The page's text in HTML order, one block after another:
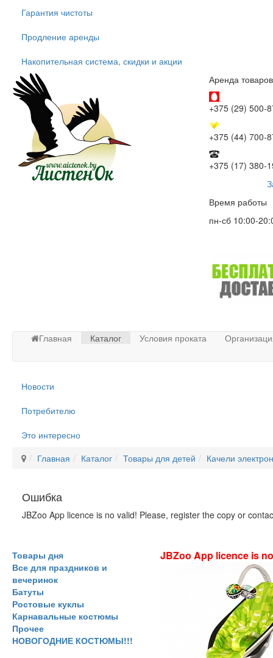
Гарантия чистоты
Продление аренды
Накопительная система, скидки и акции
Аренда
+375 (29) 500-
+375 (44) 700-
+375 (17) 380-
Время работы
пн-сб 10:00-
Главная Каталог Условия проката
Новости
Потребителю
Это интересно
Главная
Каталог Товары для детей Качели
Ошибка
JBZoo App licence is no valid! Please, register the copy or
Товары дня
Все для праздников и
вечеринок
Батуты
Ростовые куклы
Карнавальные костюмы
Прочее
НОВОГОДНИЕ КОСТЮМЫ!!!
JBZoo App licence is